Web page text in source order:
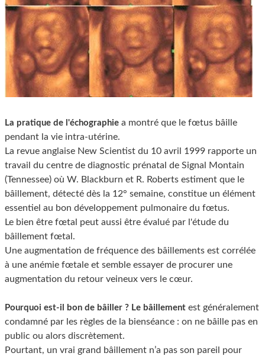
La pratique de l'échographie a montré que le fœtus bâille
pendant la vie intra-utérine.
La revue anglaise New Scientist du 10 avril 1999 rapporte un
travail du centre de diagnostic prénatal de Signal Montain
(Tennessee) où W. Blackburn et R. Roberts estiment que le
bâillement, détecté dès la 12° semaine, constitue un élément
essentiel au bon développement pulmonaire du fœtus.
Le bien être fœtal peut aussi être évalué par l'étude du
bâillement fœtal.
Une augmentation de fréquence des bâillements est corrélée
à une anémie fœtale et semble essayer de procurer une
augmentation du retour veineux vers le cœur.
Pourquoi est-il bon de bâiller ? Le bâillement est généralement
condamné par les règles de la bienséance : on ne bâille pas en
public ou alors discrètement.
Pourtant, un vrai grand bâillement n’a pas son pareil pour